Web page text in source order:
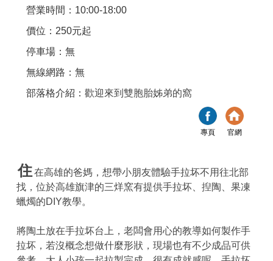
營業時間：10:00-18:00
價位：250元起
停車場：無
無線網路：無
部落格介紹： 歡迎來到雙胞胎姊弟的窩
專頁 官網
住在高雄的爸媽，想帶小朋友體驗手拉坏不用往北部
找，位於高雄旗津的三烊窯有提供手拉坏、揑陶、果凍
蠟燭的DIY教學。
將陶土放在手拉坏台上，老闆會用心的教導如何製作手
拉坏，若沒概念想做什麼形狀，現場也有不少成品可供